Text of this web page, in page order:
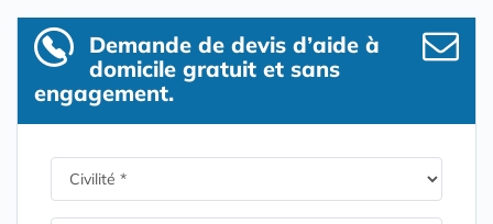
Demande de devis d’aide à
domicile gratuit et sans
engagement.